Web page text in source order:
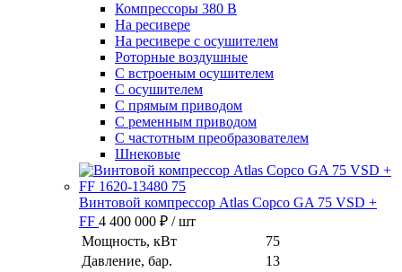
Компрессоры 380 В
На ресивере
На ресивере с осушителем
Роторные воздушные
С встроеным осушителем
С осушителем
С прямым приводом
С ременным приводом
С частотным преобразователем
Шнековые
Винтовой компрессор Atlas Copco GA 75 VSD +
FF 4 400 000 ₽ / шт
Мощность, кВт
75
Давление, бар.
13